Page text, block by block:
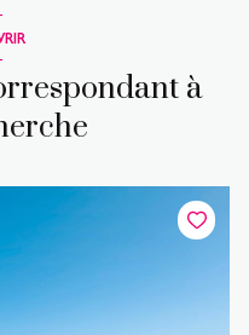
à